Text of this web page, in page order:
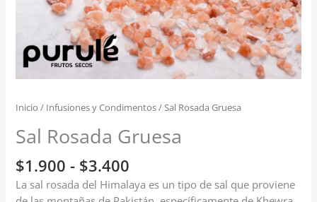
Inicio / Infusiones y Condimentos/ Sal Rosada Gruesa
Sal Rosada Gruesa
$1.900 - $3.400
La sal rosada del Himalaya es un tipo de sal que proviene